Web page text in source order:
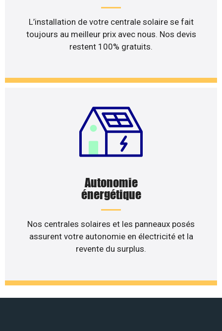
L’installation de votre centrale solaire se fait
toujours au meilleur prix avec nous. Nos devis
restent 100% gratuits.
Autonomie
énergétique
Nos centrales solaires et les panneaux posés
assurent votre autonomie en électricité et la
revente du surplus.